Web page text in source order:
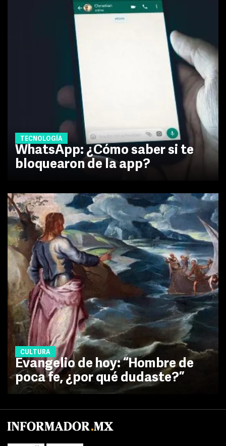
TECNOLOGÍA
WhatsApp: ¿Cómo saber si te
bloquearon de la app?
CULTURA
Evangelio de hoy: “Hombre de
poca fe, ¿por qué dudaste?”